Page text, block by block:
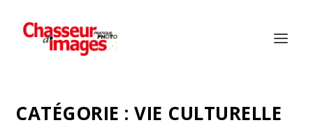
CATÉGORIE :VIE CULTURELLE